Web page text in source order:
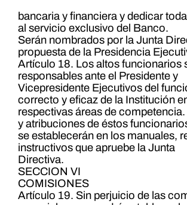
bancaria y financiera y dedicar
al servicio exclusivo del Banco.
Serán nombrados por la Junta
propuesta de la Presidencia
Artículo 18. Los altos funcionarios
responsables ante el Presidente y
Vicepresidente Ejecutivos del
correcto y eficaz de la Institución
respectivas áreas de
y atribuciones de éstos
se establecerán en los manuales,
instructivos que apruebe la Junta
Directiva.
SECCION VI
COMISIONES
Artículo 19. Sin perjuicio de las